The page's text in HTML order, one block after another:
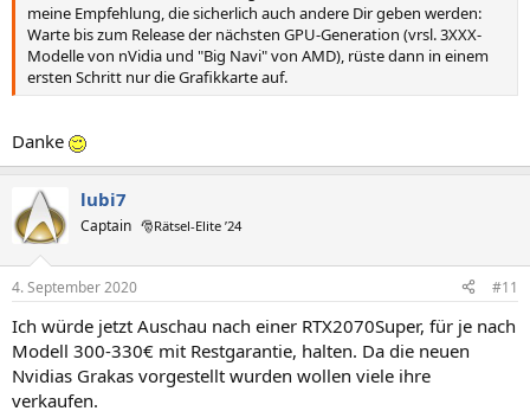
meine Empfehlung, die sicherlich auch andere Dir geben werden:
Warte bis zum Release der nächsten GPU-Generation (vrsl. 3XXX-
Modelle von nVidia und "Big Navi" von AMD), rüste dann in einem
ersten Schritt nur die Grafikkarte auf.
Danke
lubi7
Captain 🎅Rätsel-Elite ’24
4. September 2020 #11
Ich würde jetzt Auschau nach einer RTX2070Super, für je nach
Modell 300-330€ mit Restgarantie, halten. Da die neuen
Nvidias Grakas vorgestellt wurden wollen viele ihre
verkaufen.